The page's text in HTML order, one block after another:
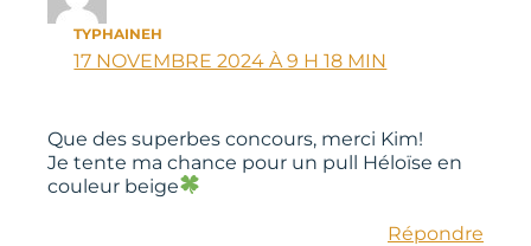
TYPHAINEH
17 NOVEMBRE 2024 À 9 H 18 MIN
Que des superbes concours, merci Kim!
Je tente ma chance pour un pull Héloïse en
couleur beige
Répondre